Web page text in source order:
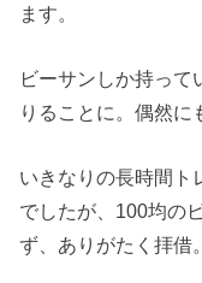
ます。
ビーサンしか持っ
りることに。偶然に
いきなりの長時間ト
でしたが、100均の
ず、ありがたく拝借。